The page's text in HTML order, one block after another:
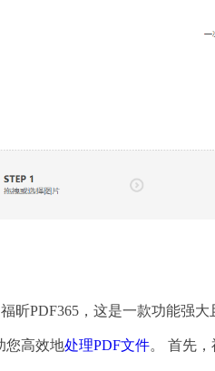
昕PDF365，这是一款功能强
您高效地处理PDF文件。 首先